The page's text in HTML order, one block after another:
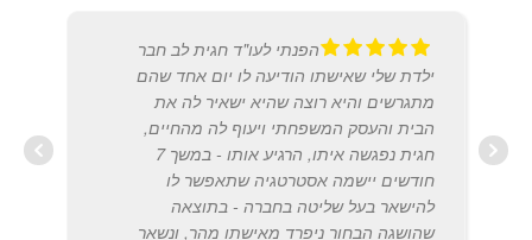
הפנתי לעו"ד חגית לב חבר
ילדת שלי שאישתו הודיעה לו יום אחד שהם
מתגרשים והיא רוצה שהיא ישאיר לה את
הבית והעסק המשפחתי ויעוף לה מהחיים,
חגית נפגשה איתו, הרגיע אותו - במשך 7
חודשים יישמה אסטרטגיה שתאפשר לו
להישאר בעל שליטה בחברה - בתוצאה
שהושגה הבחור ניפרד מאישתו מהר, ונשאר